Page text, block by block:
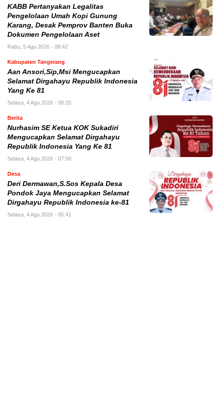
KABB Pertanyakan Legalitas
Pengelolaan Umah Kopi Gunung
Karang, Desak Pemprov Banten Buka
Dokumen Pengelolaan Aset
Rabu, 5 Agu 2026 - 08:42
Kabupaten Tangerang
Aan Ansori,Sip,Msi Mengucapkan
Selamat Dirgahayu Republik Indonesia
Yang Ke 81
Selasa, 4 Agu 2026 - 08:20
Berita
Nurhasim SE Ketua KOK Sukadiri
Mengucapkan Selamat Dirgahayu
Republik Indonesia Yang Ke 81
Selasa, 4 Agu 2026 - 07:50
Desa
Deri Dermawan,S.Sos Kepala Desa
Pondok Jaya Mengucapkan Selamat
Dirgahayu Republik Indonesia ke-81
Selasa, 4 Agu 2026 - 05:41